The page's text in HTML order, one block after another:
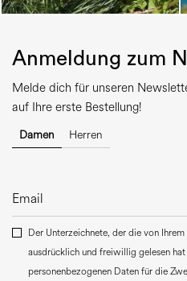
Anmeldung zum
Melde dich für unseren
auf Ihre erste Bestellung!
Damen Herren
Der Unterzeichnete, der die von
ausdrücklich und freiwillig gelesen
personenbezogenen Daten für die